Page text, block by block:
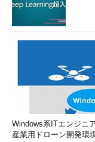
Windows系ITエンジニ
産業用ドローン開発環